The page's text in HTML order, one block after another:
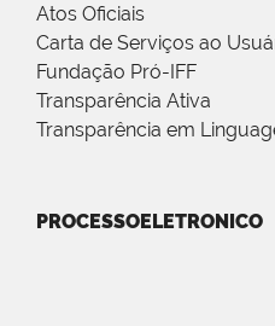
Atos Oficiais
Carta de Serviços ao
Fundação Pró-IFF
Transparência Ativa
Transparência em
PROCESSOELETRONICO